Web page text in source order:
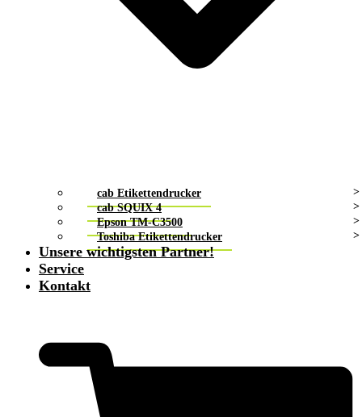
cab Etikettendrucker
cab SQUIX 4
Epson TM-C3500
Toshiba Etikettendrucker
Unsere wichtigsten Partner!
Service
Kontakt